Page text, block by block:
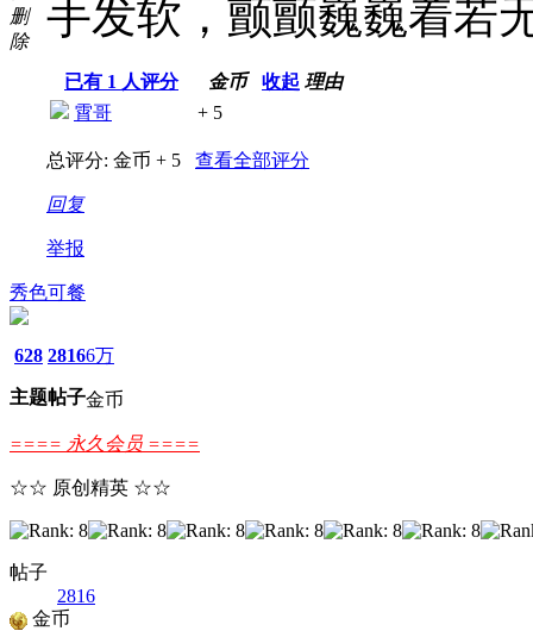
删
除
手发软，颤颤巍巍着若
已有 1 人评分 金币 收起 理由
霄哥
+ 5
总评分: 金币 + 5 查看全部评分
回复
举报
秀色可餐
628
主题
2816
帖子
6万
金币
==== 永久会员 ====
☆☆ 原创精英 ☆☆
帖子
2816
金币